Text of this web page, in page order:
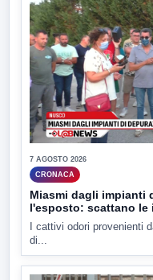
7 AGOSTO 2026
CRONACA
Miasmi dagli impianti
l'esposto: scattano le
I cattivi odori provenienti
di...